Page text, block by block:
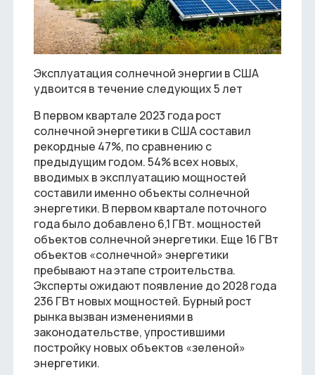
Эксплуатация солнечной энергии в США
удвоится в течение следующих 5 лет
В первом квартале 2023 года рост
солнечной энергетики в США составил
рекордные 47%, по сравнению с
предыдущим годом. 54% всех новых,
вводимых в эксплуатацию мощностей
составили именно объекты солнечной
энергетики. В первом квартале поточного
года было добавлено 6,1 ГВт. мощностей
объектов солнечной энергетики. Еще 16 ГВт
объектов «солнечной» энергетики
пребывают на этапе строительства.
Эксперты ожидают появление до 2028 года
236 ГВт новых мощностей. Бурный рост
рынка вызван изменениями в
законодательстве, упростившими
постройку новых объектов «зеленой»
энергетики.